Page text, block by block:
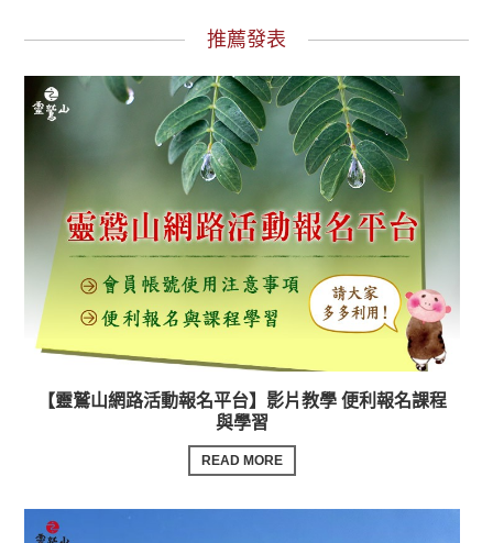
推薦發表
【靈鷲山網路活動報名平台】影片教學 便利報名課程
與學習
READ MORE